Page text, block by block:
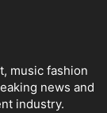
music fashion
news and
industry.